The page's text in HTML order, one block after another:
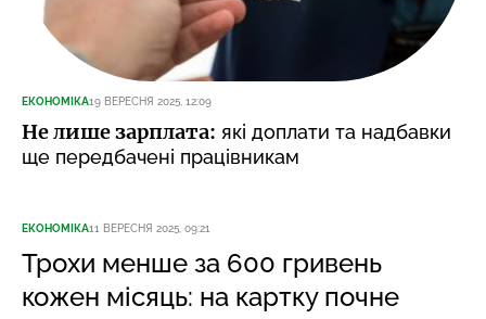
ЕКОНОМІКА19 ВЕРЕСНЯ 2025, 12:09
Не лише зарплата: які доплати та надбавки
ще передбачені працівникам
ЕКОНОМІКА11 ВЕРЕСНЯ 2025, 09:21
Трохи менше за 600 гривень
кожен місяць: на картку почне